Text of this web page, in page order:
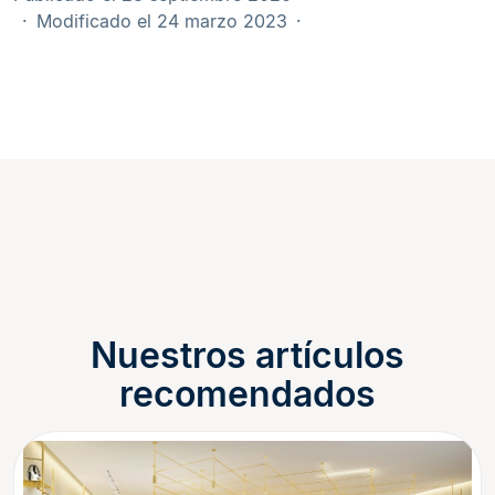
Modificado el 24 marzo 2023
Nuestros artículos
recomendados